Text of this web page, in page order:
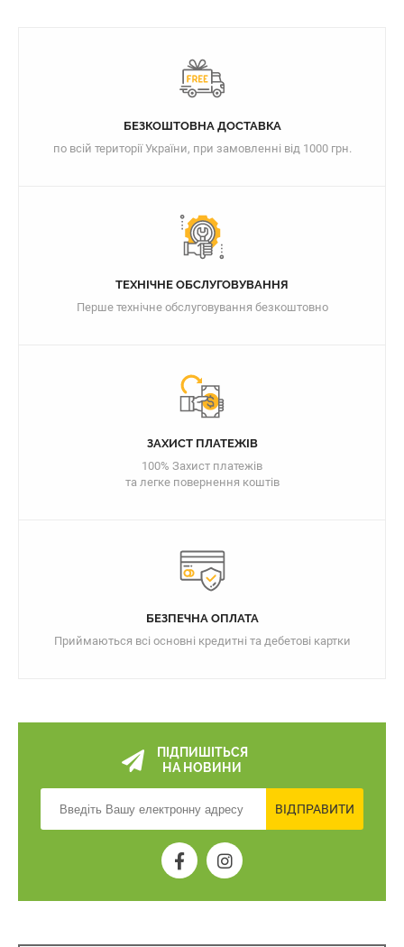
БЕЗКОШТОВНА ДОСТАВКА
по всій території України, при замовленні від 1000 грн.
ТЕХНІЧНЕ ОБСЛУГОВУВАННЯ
Перше технічне обслуговування безкоштовно
ЗАХИСТ ПЛАТЕЖІВ
100% Захист платежів
та легке повернення коштів
БЕЗПЕЧНА ОПЛАТА
Приймаються всі основні кредитні та дебетові картки
ПІДПИШІТЬСЯ
НА НОВИНИ
ВІДПРАВИТИ